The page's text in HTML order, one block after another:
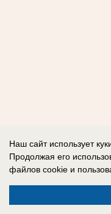
Наш сайт использует
Продолжая его
файлов cookie и